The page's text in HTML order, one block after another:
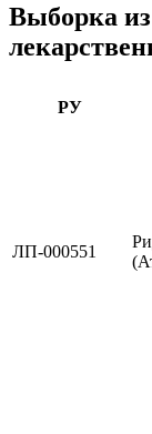
Выборка из
РУ
ЛП-000551